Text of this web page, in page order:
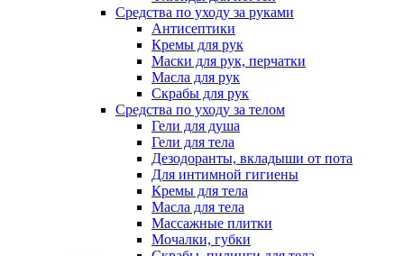
Средства по уходу за руками
Антисептики
Кремы для рук
Маски для рук, перчатки
Масла для рук
Скрабы для рук
Средства по уходу за телом
Гели для душа
Гели для тела
Дезодоранты, вкладыши от пота
Для интимной гигиены
Кремы для тела
Масла для тела
Массажные плитки
Мочалки, губки